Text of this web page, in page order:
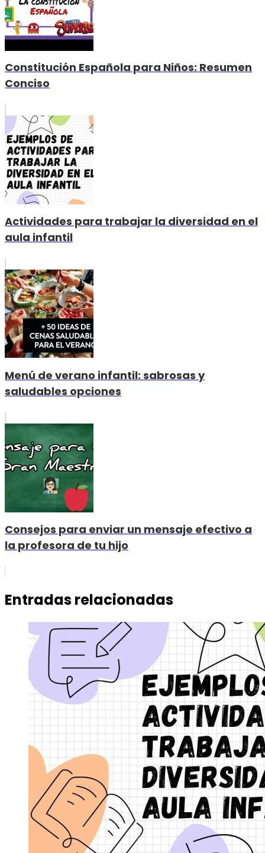
Constitución Española para Niños: Resumen
Conciso
Actividades para trabajar la diversidad en el
aula infantil
Menú de verano infantil: sabrosas y
saludables opciones
Consejos para enviar un mensaje efectivo a
la profesora de tu hijo
Entradas relacionadas